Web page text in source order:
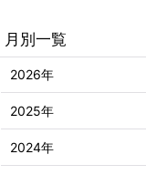
月別一覧
2026年
2025年
2024年